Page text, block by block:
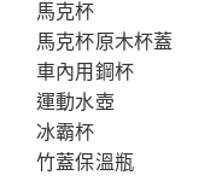
馬克杯
馬克杯原木杯蓋
車內用鋼杯
運動水壺
冰霸杯
竹蓋保溫瓶